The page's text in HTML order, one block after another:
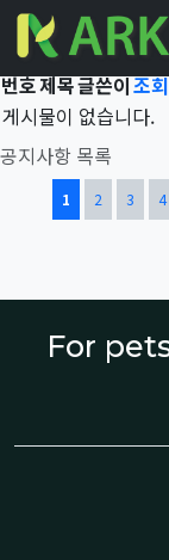
Total 42,102건1 페이
공지사항 목록
번호제목글쓴이조회
게시물이 없습니다.
1 2
페이지3페이지4
For